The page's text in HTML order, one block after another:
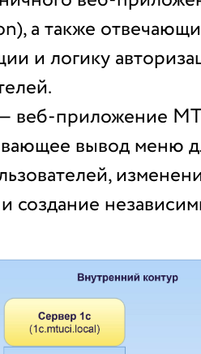
а также
и логику
веб-приложение
вывод меню
создание